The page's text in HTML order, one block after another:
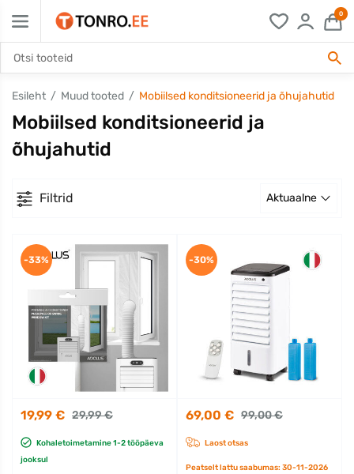
0
Esileht Muud tooted Mobiilsed konditsioneerid ja õhujahutid
Mobiilsed konditsioneerid ja
õhujahutid
Filtrid Aktuaalne
19,99 € 29,99 €
Kohaletoimetamine 1-2 tööpäeva
jooksul
-33%
69,00 € 99,00 €
Laost otsas
Peatselt lattu saabumas: 30-11-2026
-30%